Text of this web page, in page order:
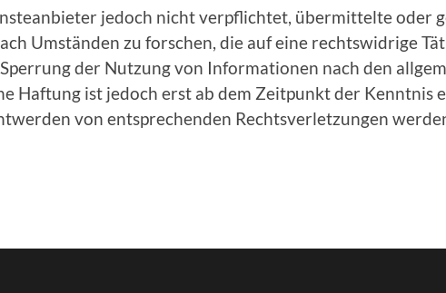
jedoch nicht verpflichtet, übermittelte oder
Umständen zu forschen, die auf eine rechtswidrige
der Nutzung von Informationen nach den
Haftung ist jedoch erst ab dem Zeitpunkt der Kenntnis
von entsprechenden Rechtsverletzungen